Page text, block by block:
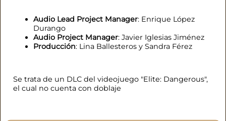
Audio Lead Project Manager: Enrique López
Durango
Audio Project Manager: Javier Iglesias Jiménez
Producción: Lina Ballesteros y Sandra Férez
Se trata de un DLC del videojuego "Elite: Dangerous",
el cual no cuenta con doblaje